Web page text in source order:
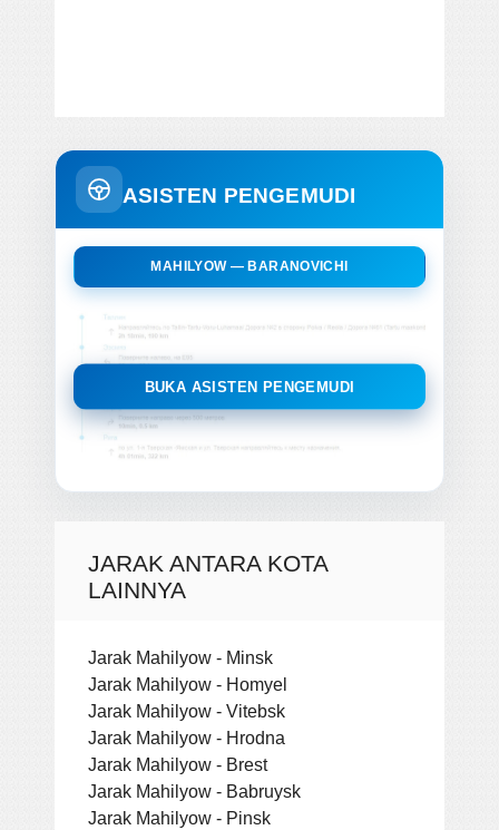
ASISTEN PENGEMUDI
MAHILYOW — BARANOVICHI
BUKA ASISTEN PENGEMUDI
JARAK ANTARA KOTA
LAINNYA
Jarak Mahilyow - Minsk
Jarak Mahilyow - Homyel
Jarak Mahilyow - Vitebsk
Jarak Mahilyow - Hrodna
Jarak Mahilyow - Brest
Jarak Mahilyow - Babruysk
Jarak Mahilyow - Pinsk